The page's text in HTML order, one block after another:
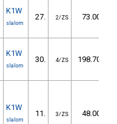
K1W
slalom
27. 2/ZS 73.00
K1W
slalom
30. 4/ZS 198.70
K1W
slalom
11. 3/ZS 48.00